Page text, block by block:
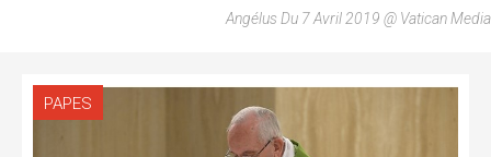
Angélus Du 7 Avril 2019 @ Vatican Media
PAPES